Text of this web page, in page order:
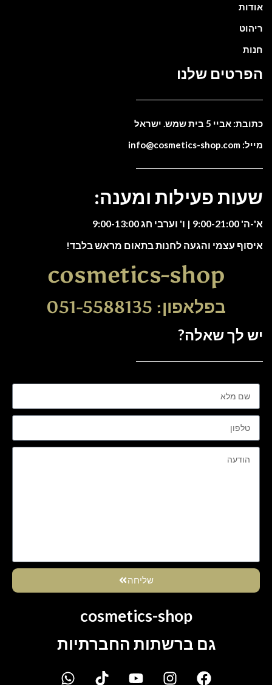
אודות
ריהוט
חנות
הפרטים שלנו
כתובת: אביי 5 בית שמש. ישראל
מייל: info@cosmetics-shop.com
שעות פעילות ומענה:
א'-ה' 9:00-21:00 | ו' וערבי חג 9:00-13:00
איסוף עצמי והגעה לחנות בתאום מראש בלבד!
cosmetics-shop
בפלאפון: 051-5588135
יש לך שאלה?
שליחה
cosmetics-shop
גם ברשתות החברתיות